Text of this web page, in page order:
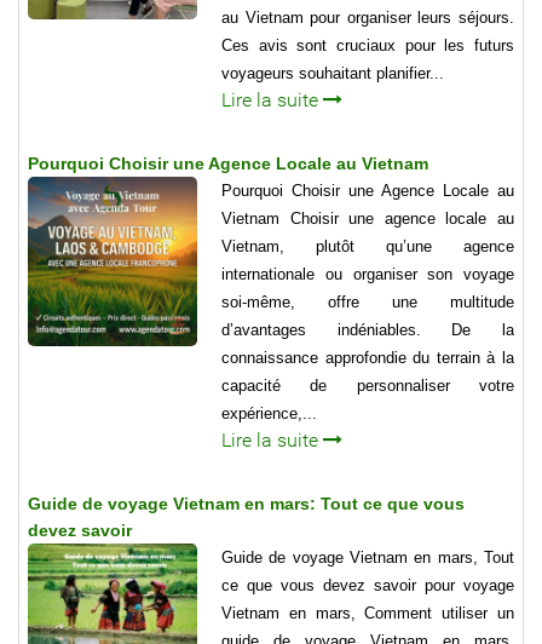
au Vietnam pour organiser leurs séjours.
Ces avis sont cruciaux pour les futurs
voyageurs souhaitant planifier...
Lire la suite
Pourquoi Choisir une Agence Locale au Vietnam
Pourquoi Choisir une Agence Locale au
Vietnam Choisir une agence locale au
Vietnam, plutôt qu’une agence
internationale ou organiser son voyage
soi-même, offre une multitude
d’avantages indéniables. De la
connaissance approfondie du terrain à la
capacité de personnaliser votre
expérience,...
Lire la suite
Guide de voyage Vietnam en mars: Tout ce que vous
devez savoir
Guide de voyage Vietnam en mars, Tout
ce que vous devez savoir pour voyage
Vietnam en mars, Comment utiliser un